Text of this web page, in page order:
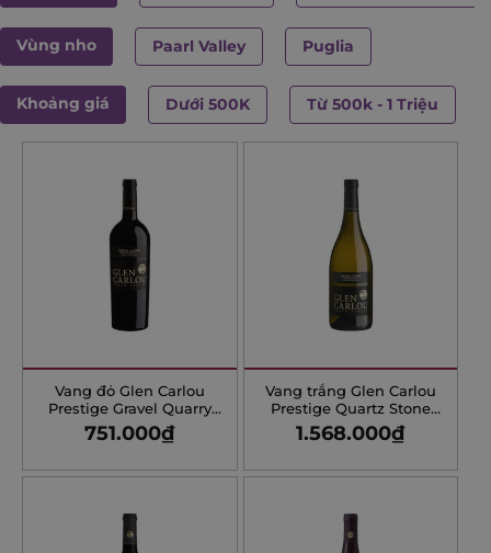
Vùng nho Paarl Valley Puglia
Khoảng giá Dưới 500K Từ 500k - 1 Triệu
Vang đỏ Glen Carlou
Prestige Gravel Quarry
Cabernet Sauvignon
751.000₫
Vang trắng Glen Carlou
Prestige Quartz Stone
Chardonnay
1.568.000₫